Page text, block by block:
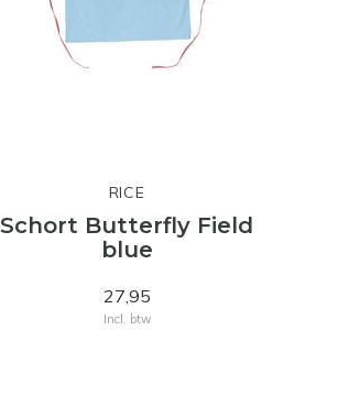
RICE
Schort Butterfly Field
blue
27,95
Incl. btw